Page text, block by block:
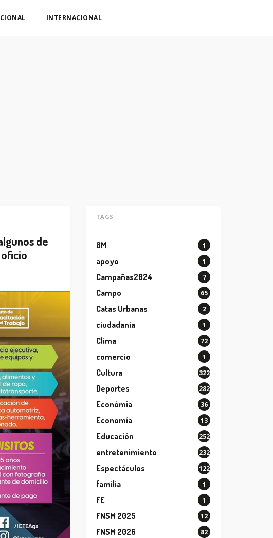
INTERNACIONAL
de
TAGS
8M 1
apoyo 1
Campañas2024 7
Campo 65
Catas Urbanas 2
ciudadania 1
Clima 72
comercio 1
Cultura 322
Deportes 282
Económia 36
Economía 13
Educación 252
entretenimiento 232
Espectáculos 122
familia 1
FE 1
FNSM 2025 12
FNSM 2026 82